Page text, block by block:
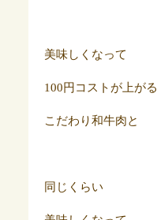
美味しくなって
100円コストが上がる
こだわり和牛肉と
同じくらい